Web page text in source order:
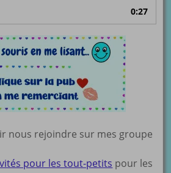
0:27
nous rejoindre sur mes groupe
pour les tout-petits pour les